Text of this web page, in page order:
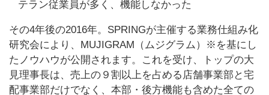
テラン従業員が多く、機能しなかった
その4年後の2016年。SPRINGが主催する業務仕組み化
研究会により、MUJIGRAM（ムジグラム）※を基にし
たノウハウが公開されます。これを受け、トップの大
見理事長は、売上の９割以上を占める店舗事業部と宅
配事業部だけでなく、本部・後方機能も含めた全ての